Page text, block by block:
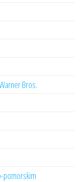
Bros.
pomorskim